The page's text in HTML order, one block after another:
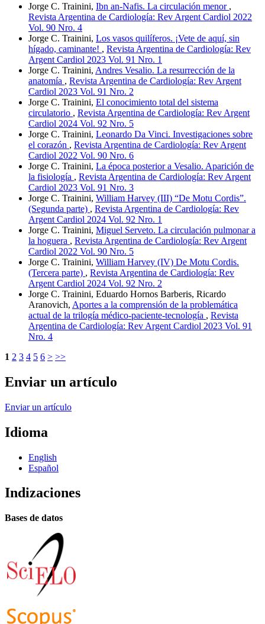
Jorge C. Trainini, Ibn an-Nafis. La circulación menor ,
Revista Argentina de Cardiología: Rev Argent Cardiol 2022
Vol. 90 Nro. 4
Jorge C. Trainini, Los vasos quilíferos. ¡Vete de aquí, sin
hígado, caminante! , Revista Argentina de Cardiología: Rev
Argent Cardiol 2023 Vol. 91 Nro. 1
Jorge C. Trainini, Andres Vesalio. La resurrección de la
anatomía , Revista Argentina de Cardiología: Rev Argent
Cardiol 2023 Vol. 91 Nro. 2
Jorge C. Trainini, El conocimiento total del sistema
circulatorio , Revista Argentina de Cardiología: Rev Argent
Cardiol 2024 Vol. 92 Nro. 5
Jorge C. Trainini, Leonardo Da Vinci. Investigaciones sobre
el corazón , Revista Argentina de Cardiología: Rev Argent
Cardiol 2022 Vol. 90 Nro. 6
Jorge C. Trainini, La época posterior a Vesalio. Aparición de
la fisiología , Revista Argentina de Cardiología: Rev Argent
Cardiol 2023 Vol. 91 Nro. 3
Jorge C. Trainini, William Harvey (III) “De Motu Cordis”.
(Segunda parte) , Revista Argentina de Cardiología: Rev
Argent Cardiol 2024 Vol. 92 Nro. 1
Jorge C. Trainini, Miguel Serveto. La circulación pulmonar a
la hoguera , Revista Argentina de Cardiología: Rev Argent
Cardiol 2022 Vol. 90 Nro. 5
Jorge C. Trainini, William Harvey (IV) De Motu Cordis.
(Tercera parte) , Revista Argentina de Cardiología: Rev
Argent Cardiol 2024 Vol. 92 Nro. 2
Jorge C. Trainini, Eduardo Hornos Barberis, Ricardo
Aranovich, Aportes a la comprensión de la problemática
actual de la trilogía médico-paciente-tecnología , Revista
Argentina de Cardiología: Rev Argent Cardiol 2023 Vol. 91
Nro. 4
1 2 3 4 5 6 > >>
Enviar un artículo
Enviar un artículo
Idioma
English
Español
Indizaciones
Bases de datos